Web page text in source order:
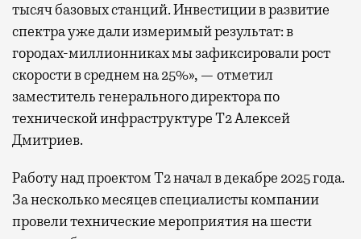
тысяч базовых станций. Инвестиции в развитие
спектра уже дали измеримый результат: в
городах-миллионниках мы зафиксировали рост
скорости в среднем на 25%», — отметил
заместитель генерального директора по
технической инфраструктуре Т2 Алексей
Дмитриев.
Работу над проектом Т2 начал в декабре 2025 года.
За несколько месяцев специалисты компании
провели технические мероприятия на шести